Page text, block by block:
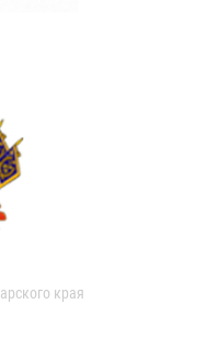
края